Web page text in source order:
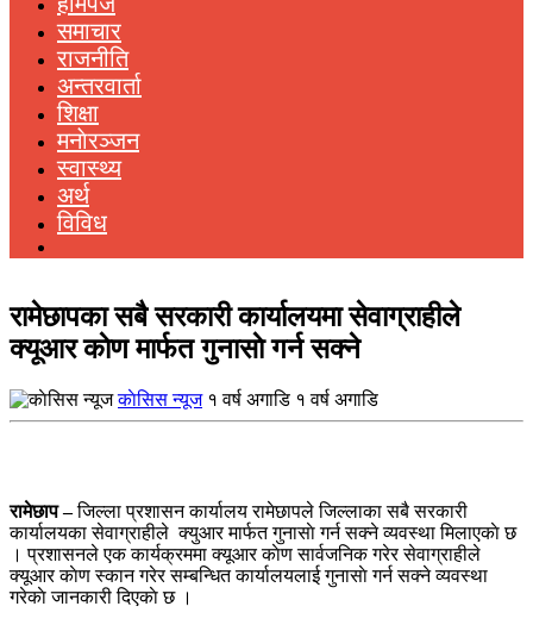
समाचार
राजनीति
अन्तरवार्ता
शिक्षा
मनाेरञ्जन
स्वास्थ्य
अर्थ
विविध
रामेछापका सबै सरकारी कार्यालयमा सेवाग्राहीले
क्यूआर काेण मार्फत गुनासाे गर्न सक्ने
काेसिस न्यूज १ वर्ष अगाडि १ वर्ष अगाडि
रामेछाप –जिल्ला प्रशासन कार्यालय रामेछापले जिल्लाका सबै सरकारी
कार्यालयका सेवाग्राहीले क्युआर मार्फत गुनासाे गर्न सक्ने व्यवस्था मिलाएकाे छ
। प्रशासनले एक कार्यक्रममा क्यूआर काेण सार्वजनिक गरेर सेवाग्राहीले
क्यूआर काेण स्कान गरेर सम्बन्धित कार्यालयलाई गुनासाे गर्न सक्ने व्यवस्था
गरेकाे जानकारी दिएकाे छ ।